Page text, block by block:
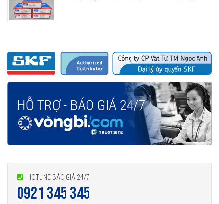
HOTLINE BÁO GIÁ 24/7
0921 345 345